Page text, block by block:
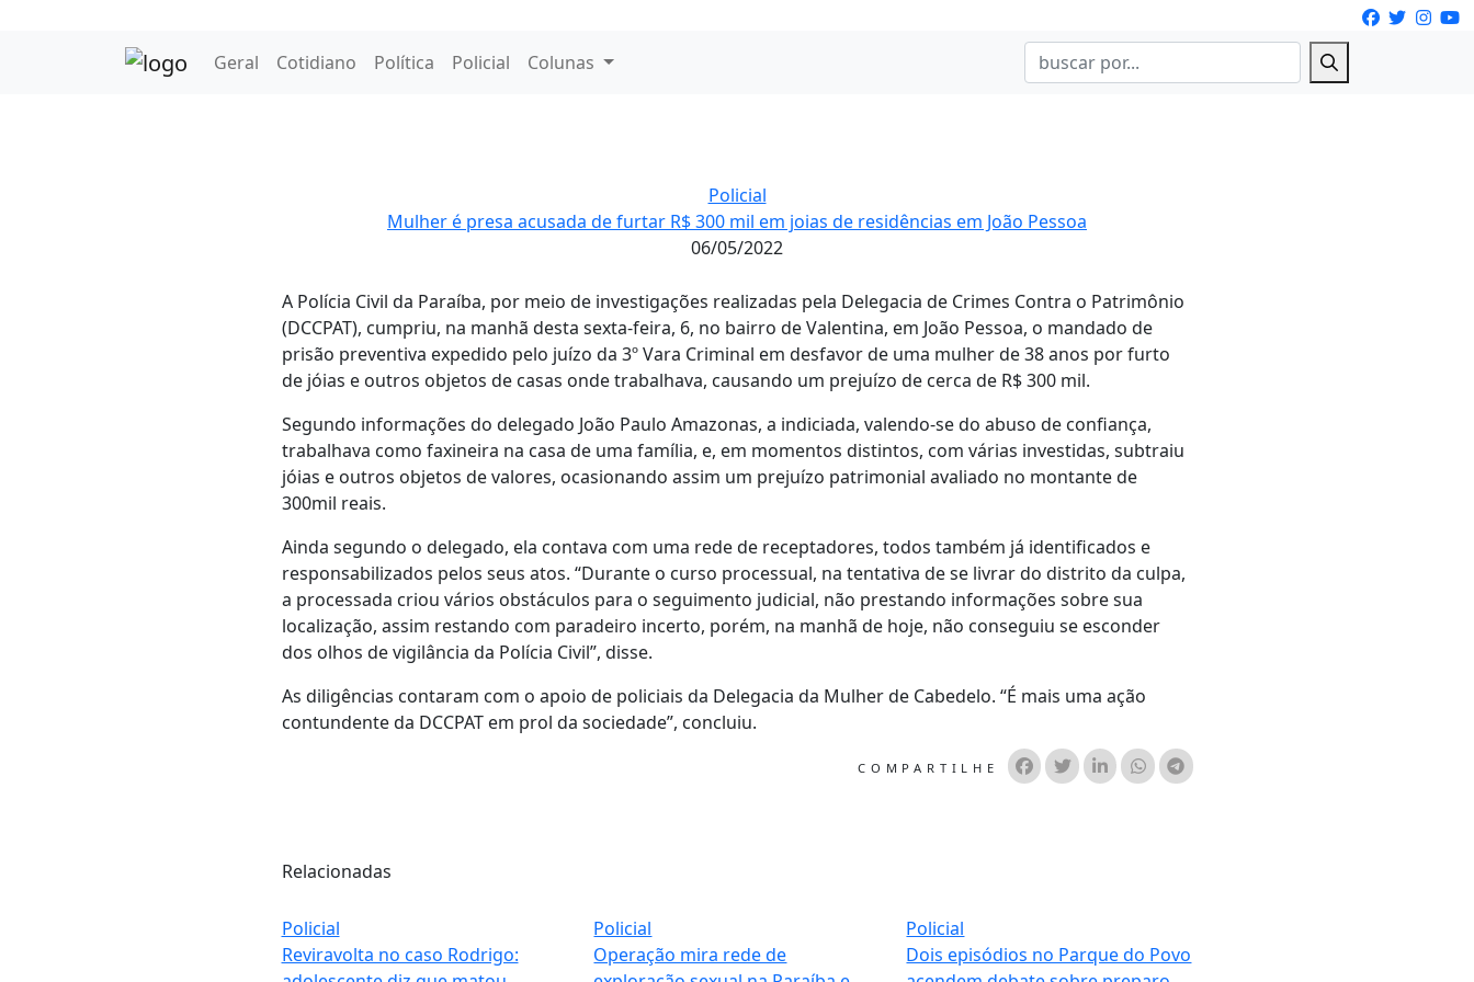
Geral Cotidiano Política Policial Colunas
Policial
Mulher é presa acusada de furtar R$ 300 mil em joias de residências em João Pessoa
06/05/2022
A Polícia Civil da Paraíba, por meio de investigações realizadas pela Delegacia de Crimes Contra o Patrimônio
(DCCPAT), cumpriu, na manhã desta sexta-feira, 6, no bairro de Valentina, em João Pessoa, o mandado de
prisão preventiva expedido pelo juízo da 3º Vara Criminal em desfavor de uma mulher de 38 anos por furto
de jóias e outros objetos de casas onde trabalhava, causando um prejuízo de cerca de R$ 300 mil.
Segundo informações do delegado João Paulo Amazonas, a indiciada, valendo-se do abuso de confiança,
trabalhava como faxineira na casa de uma família, e, em momentos distintos, com várias investidas, subtraiu
jóias e outros objetos de valores, ocasionando assim um prejuízo patrimonial avaliado no montante de
300mil reais.
Ainda segundo o delegado, ela contava com uma rede de receptadores, todos também já identificados e
responsabilizados pelos seus atos. “Durante o curso processual, na tentativa de se livrar do distrito da culpa,
a processada criou vários obstáculos para o seguimento judicial, não prestando informações sobre sua
localização, assim restando com paradeiro incerto, porém, na manhã de hoje, não conseguiu se esconder
dos olhos de vigilância da Polícia Civil”, disse.
As diligências contaram com o apoio de policiais da Delegacia da Mulher de Cabedelo. “É mais uma ação
contundente da DCCPAT em prol da sociedade”, concluiu.
COMPARTILHE
Relacionadas
Policial
Reviravolta no caso Rodrigo:
Policial
Operação mira rede de
Policial
Dois episódios no Parque do Povo